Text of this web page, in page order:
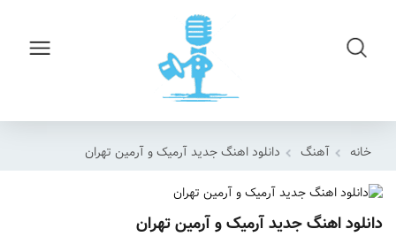
خانه آهنگ دانلود اهنگ جدید آرمیک و آرمین تهران
دانلود اهنگ جدید آرمیک و آرمین تهران